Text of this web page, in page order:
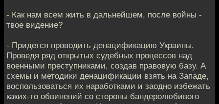
- Как нам всем жить в дальнейшем, после войны -
твое видение?
- Придется проводить денацификацию Украины.
Проведя ряд открытых судебных процессов над
военными преступниками, создав правовую базу. А
схемы и методики денацификации взять на Западе,
воспользоваться их наработками и заодно избежать
каких-то обвинений со стороны бандеролюбивого